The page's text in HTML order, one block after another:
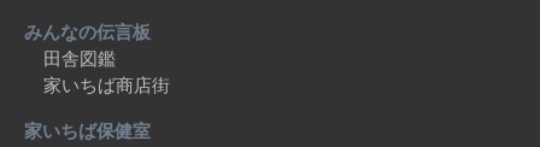
みんなの伝言板
田舎図鑑
家いちば商店街
家いちば保健室